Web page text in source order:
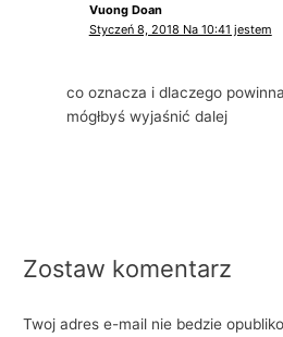
Vuong Doan
Styczeń 8, 2018 Na 10:41 jestem
co oznacza i dlaczego
mógłbyś wyjaśnić dalej
Zostaw komentarz
Twoj adres e-mail nie bedzie